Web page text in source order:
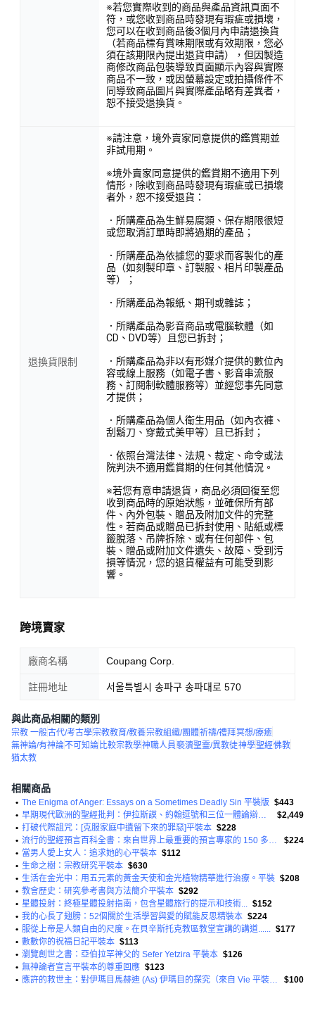
※若您實際收到的商品與產品資訊頁面不
符，或您收到商品時發現有瑕疵或損壞，
您可以在收到商品後3個月內申請退換貨
（若商品標有賞味期限或有效期限，您必
須在該期限內提出退貨申請），但因製造
商修改商品包裝導致頁面顯示內容與實際
商品不一致，或因螢幕設定或拍攝條件不
同導致商品圖片與實際產品略有差異者，
恕不接受退換貨。
退換貨限制
※請注意，境外賣家同意提供的鑑賞期並
非試用期。
※境外賣家同意提供的鑑賞期不適用下列
情形，除收到商品時發現有瑕疵或已損壞
者外，恕不接受退貨：
．所購產品為生鮮易腐類、保存期限很短
或您取消訂單時即將過期的產品；
．所購產品為依據您的要求而客製化的產
品（如刻製印章、訂製服、相片印製產品
等）；
．所購產品為報紙、期刊或雜誌；
．所購產品為影音商品或電腦軟體（如
CD、DVD等）且您已拆封；
．所購產品為非以有形媒介提供的數位內
容或線上服務（如電子書、影音串流服
務、訂閱制軟體服務等）並經您事先同意
才提供；
．所購產品為個人衛生用品（如內衣褲、
刮鬍刀、穿戴式美甲等）且已拆封；
．依照台灣法律、法規、裁定、命令或法
院判決不適用鑑賞期的任何其他情況。
※若您有意申請退貨，商品必須回復至您
收到商品時的原始狀態，並確保所有部
件、內外包裝、贈品及附加文件的完整
性。若商品或贈品已拆封使用、貼紙或標
籤脫落、吊牌拆除、或有任何部件、包
裝、贈品或附加文件遺失、故障、受到污
損等情況，您的退貨權益有可能受到影
響。
跨境賣家
廠商名稱 Coupang Corp.
註冊地址 서울특별시 송파구 송파대로 570
與此商品相關的類別
宗教 一般古代/考古學宗教教育/教養宗教組織/團體祈禱/禮拜冥想/療癒
無神論/有神論不可知論 比較宗教學神職人員褻瀆聖靈/異教徒神學聖經佛教
猶太教
相關商品
• The Enigma of Anger: Essays on a Sometimes Deadly Sin 平裝版 $443
•
$2,449
• 打破代際詛咒：[克服家庭中遺留下來的罪惡]平裝本 $228
•
$224
• 當男人愛上女人：追求她的心平裝本 $112
• 生命之樹：宗教研究平裝本 $630
• 生活在金光中：用五元素的黃金天使和金光植物精華進行治療。平裝 $208
• 教會歷史：研究參考書與方法簡介平裝本 $292
• 星體投射：終極星體投射指南，包含星體旅行的提示和技術...
$152
• 我的心長了翅膀：52個關於生活學習與愛的賦能反思精裝本 $224
• 服從上帝是人類自由的尺度。在貝辛斯托克教區教堂宣講的講道......
$177
• 數數你的祝福日記平裝本 $113
• 瀏覽創世之書：亞伯拉罕神父的 Sefer Yetzira 平裝本 $126
• 無神論者宣言平裝本的尊重回應 $123
•
$100